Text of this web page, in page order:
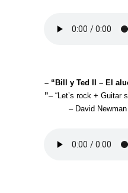
– “Bill y Ted II – El
”– “Let’s rock + Guitar
– David